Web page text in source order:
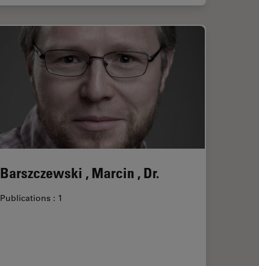
Barszczewski , Marcin , Dr.
Publications : 1